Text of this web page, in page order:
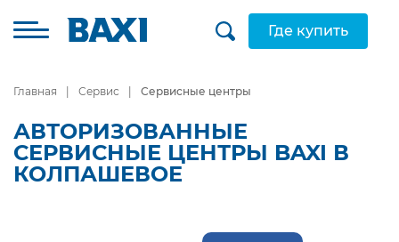
Где купить
Главная Сервис Сервисные центры
АВТОРИЗОВАННЫЕ
СЕРВИСНЫЕ ЦЕНТРЫ BAXI В
КОЛПАШЕВОЕ